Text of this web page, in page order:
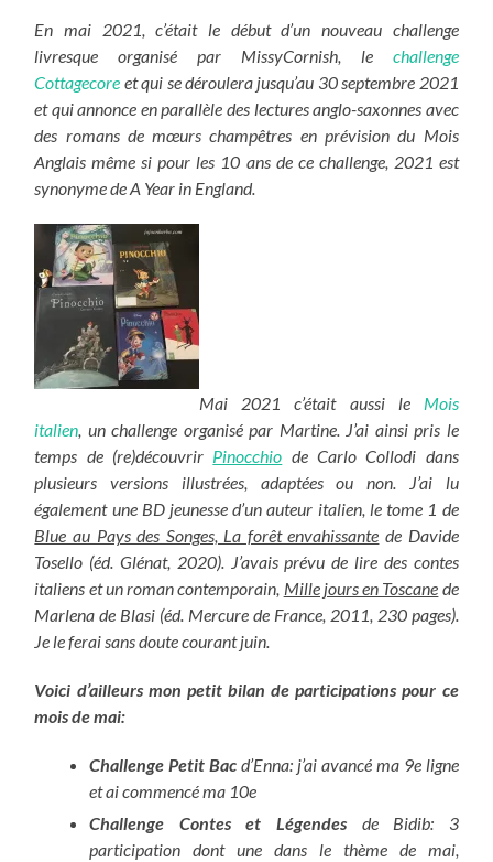
En mai 2021, c’était le début d’un nouveau challenge
livresque organisé par MissyCornish, le challenge
Cottagecore et qui se déroulera jusqu’au 30 septembre 2021
et qui annonce en parallèle des lectures anglo-saxonnes avec
des romans de mœurs champêtres en prévision du Mois
Anglais même si pour les 10 ans de ce challenge, 2021 est
synonyme de A Year in England.
Mai 2021 c’était aussi le Mois
italien, un challenge organisé par Martine. J’ai ainsi pris le
temps de (re)découvrir Pinocchio de Carlo Collodi dans
plusieurs versions illustrées, adaptées ou non. J’ai lu
également une BD jeunesse d’un auteur italien, le tome 1 de
Blue au Pays des Songes, La forêt envahissante de Davide
Tosello (éd. Glénat, 2020). J’avais prévu de lire des contes
italiens et un roman contemporain, Mille jours en Toscane de
Marlena de Blasi (éd. Mercure de France, 2011, 230 pages).
Je le ferai sans doute courant juin.
Voici d’ailleurs mon petit bilan de participations pour ce
mois de mai:
Challenge Petit Bacd’Enna: j’ai avancé ma 9e ligne
et ai commencé ma 10e
Challenge Contes et Légendes de Bidib: 3
participation dont une dans le thème de mai,